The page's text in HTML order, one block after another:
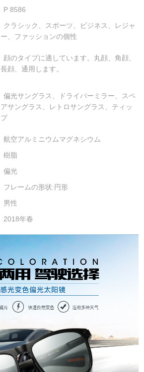
P 8586
クラシック、スポーツ、ビジネス、レジャ
ー、ファッションの個性
顔のタイプに適しています。丸顔、角顔、
長顔、通用します。
偏光サングラス、ドライバーミラー、スペ
アサングラス、レトロサングラス、ティッ
プ
航空アルミニウムマグネシウム
樹脂
偏光
フレームの形状:円形
男性
2018年春